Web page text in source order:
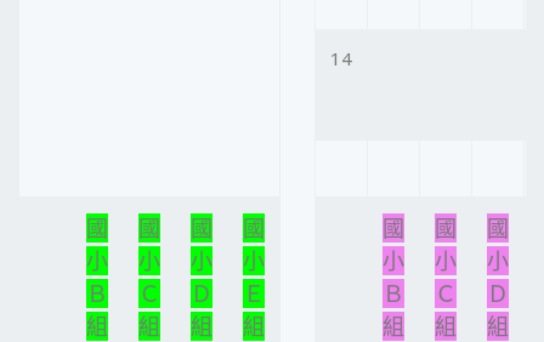
14
國
小
Ｂ
組
國
小
Ｃ
組
國
小
Ｄ
組
國
小
Ｅ
組
國
小
Ｂ
組
國
小
Ｃ
組
國
小
Ｄ
組